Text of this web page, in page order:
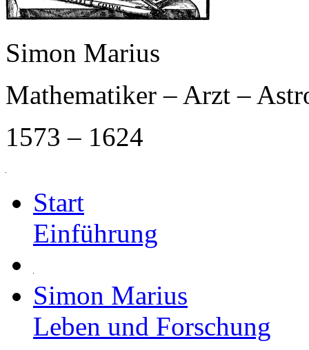
Simon Marius
Mathematiker – Arzt –
1573 – 1624
Start
Einführung
Simon Marius
Leben und Forschung